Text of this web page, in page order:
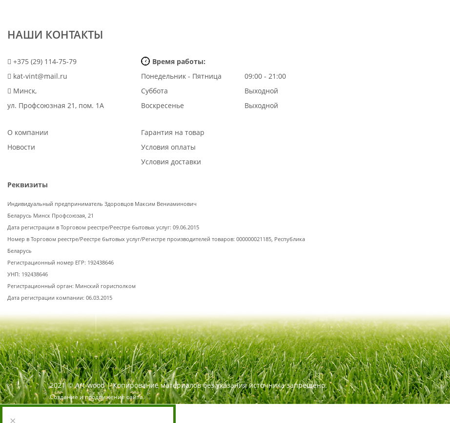
НАШИ КОНТАКТЫ
+375 (29) 114-75-79
kat-vint@mail.ru
Минск,
ул. Профсоюзная 21, пом. 1А
Время работы:
Понедельник - Пятница
09:00 - 21:00
Суббота
Выходной
Воскресенье
Выходной
О компании
Новости
Гарантия на товар
Условия оплаты
Условия доставки
Реквизиты
Индивидуальный предприниматель Здоровцов Максим Вениаминович
Беларусь Минск Профсоюзая, 21
Дата регистрации в Торговом реестре/Реестре бытовых услуг: 09.06.2015
Номер в Торговом реестре/Реестре бытовых услуг/Регистре производителей товаров: 000000021185, Республика
Беларусь
Регистрационный номер ЕГР: 192438646
УНП: 192438646
Регистрационный орган: Минский горисполком
Дата регистрации компании: 06.03.2015
2021 ©Art-wood |Копирование материалов без указания источника запрещено.
Создание и продвижение сайта
×